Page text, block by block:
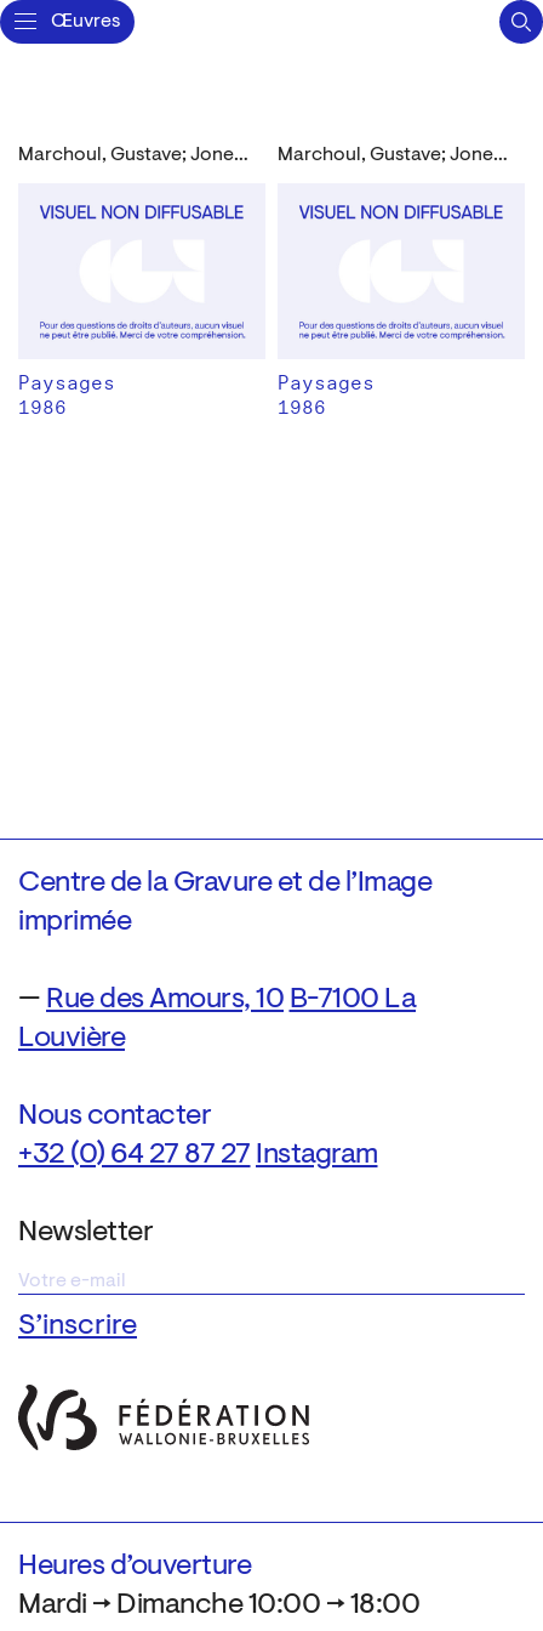
Œuvres
Marchoul, Gustave; Jones, Philippe
Paysages
1986
Marchoul, Gustave; Jones, Philippe
Paysages
1986
Centre de la Gravure et de l’Image
imprimée
— Rue des Amours, 10 B-7100 La
Louvière
Nous contacter
+32 (0) 64 27 87 27 Instagram
Newsletter
Heures d’ouverture
Mardi → Dimanche 10:00 → 18:00